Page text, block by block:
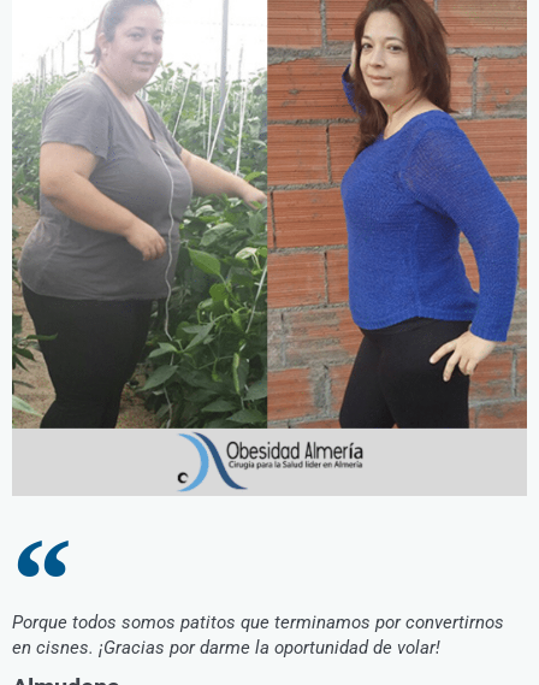
Porque todos somos patitos que terminamos por convertirnos
en cisnes. ¡Gracias por darme la oportunidad de volar!